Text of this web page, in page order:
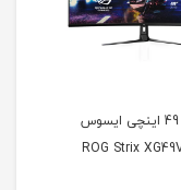
مانیتور 49 اینچی ایسوس